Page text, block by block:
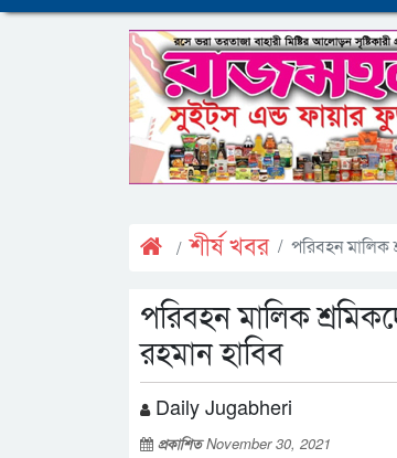
শীর্ষ খবর পরিবহন মালিক
পরিবহন মালিক
রহমান হাবিব
Daily Jugabheri
প্রকাশিতNovember 30, 2021